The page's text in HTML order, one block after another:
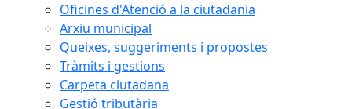
Oficines d'Atenció a la ciutadania
Arxiu municipal
Queixes, suggeriments i propostes
Tràmits i gestions
Carpeta ciutadana
Gestió tributària